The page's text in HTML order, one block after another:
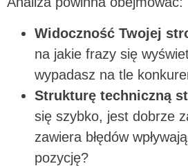
Widoczność Twojej
na jakie frazy się
wypadasz na tle
Strukturę techniczną
się szybko, jest dobrze
zawiera błędów
pozycję?